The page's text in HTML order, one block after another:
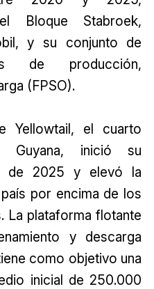
Bloque Stabroek,
y su conjunto de
de producción,
(FPSO).
Yellowtail, el cuarto
Guyana, inició su
de 2025 y elevó la
por encima de los
La plataforma flotante
y descarga
como objetivo una
inicial de 250.000